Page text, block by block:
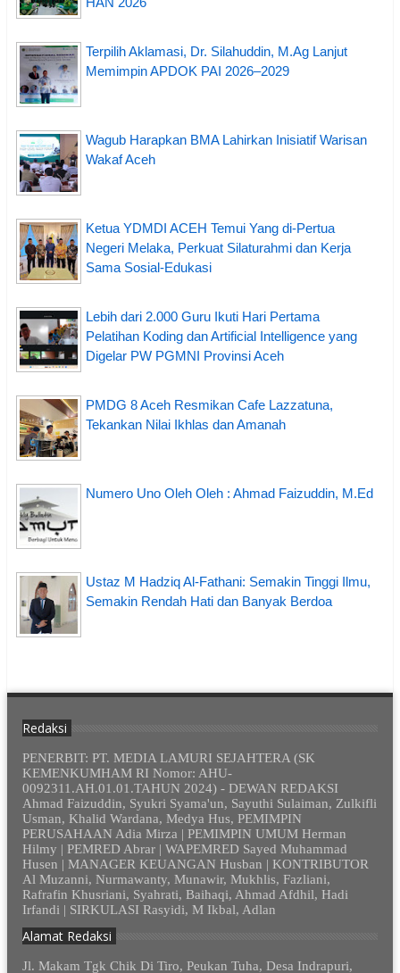
Terpilih Aklamasi, Dr. Silahuddin, M.Ag Lanjut
Memimpin APDOK PAI 2026–2029
Wagub Harapkan BMA Lahirkan Inisiatif Warisan
Wakaf Aceh
Ketua YDMDI ACEH Temui Yang di-Pertua
Negeri Melaka, Perkuat Silaturahmi dan Kerja
Sama Sosial-Edukasi
Lebih dari 2.000 Guru Ikuti Hari Pertama
Pelatihan Koding dan Artificial Intelligence yang
Digelar PW PGMNI Provinsi Aceh
PMDG 8 Aceh Resmikan Cafe Lazzatuna,
Tekankan Nilai Ikhlas dan Amanah
Numero Uno Oleh Oleh : Ahmad Faizuddin, M.Ed
Ustaz M Hadziq Al-Fathani: Semakin Tinggi Ilmu,
Semakin Rendah Hati dan Banyak Berdoa
Redaksi
PENERBIT: PT. MEDIA LAMURI SEJAHTERA (SK
KEMENKUMHAM RI Nomor: AHU-
0092311.AH.01.01.TAHUN 2024) - DEWAN REDAKSI
Ahmad Faizuddin, Syukri Syama'un, Sayuthi Sulaiman, Zulkifli
Usman, Khalid Wardana, Medya Hus, PEMIMPIN
PERUSAHAAN Adia Mirza | PEMIMPIN UMUM Herman
Hilmy | PEMRED Abrar | WAPEMRED Sayed Muhammad
Husen | MANAGER KEUANGAN Husban | KONTRIBUTOR
Al Muzanni, Nurmawanty, Munawir, Mukhlis, Fazliani,
Rafrafin Khusriani, Syahrati, Baihaqi, Ahmad Afdhil, Hadi
Irfandi | SIRKULASI Rasyidi, M Ikbal, Adlan
Alamat Redaksi
Jl. Makam Tgk Chik Di Tiro, Peukan Tuha, Desa Indrapuri,